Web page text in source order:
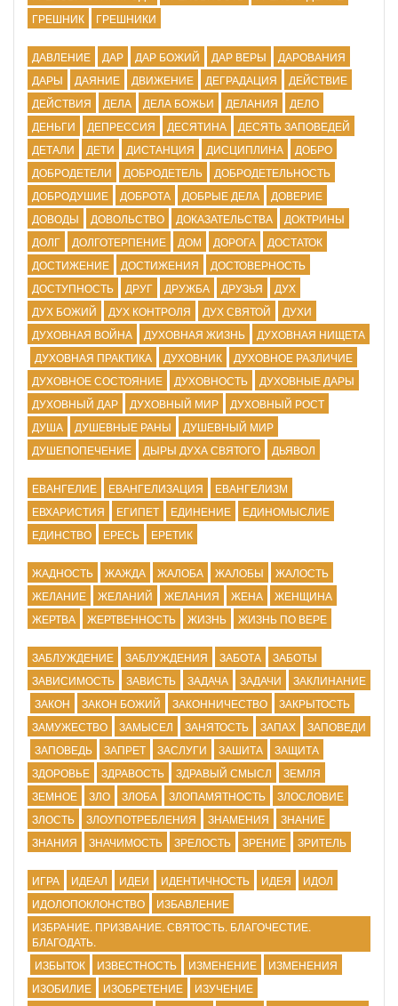
ГРЕШНИК
ГРЕШНИКИ
ДАВЛЕНИЕ ДАР ДАР БОЖИЙ ДАР ВЕРЫ
ДАРОВАНИЯ
ДАРЫ
ДАЯНИЕ ДВИЖЕНИЕ ДЕГРАДАЦИЯ
ДЕЙСТВИЕ
ДЕЙСТВИЯ
ДЕЛА ДЕЛА БОЖЬИ ДЕЛАНИЯ
ДЕЛО
ДЕНЬГИ
ДЕПРЕССИЯ ДЕСЯТИНА
ДЕСЯТЬ ЗАПОВЕДЕЙ
ДЕТАЛИ
ДЕТИ ДИСТАНЦИЯ ДИСЦИПЛИНА
ДОБРО
ДОБРОДЕТЕЛИ
ДОБРОДЕТЕЛЬ
ДОБРОДЕТЕЛЬНОСТЬ
ДОБРОДУШИЕ
ДОБРОТА ДОБРЫЕ ДЕЛА
ДОВЕРИЕ
ДОВОДЫ
ДОВОЛЬСТВО ДОКАЗАТЕЛЬСТВА
ДОКТРИНЫ
ДОЛГ
ДОЛГОТЕРПЕНИЕ ДОМ ДОРОГА
ДОСТАТОК
ДОСТИЖЕНИЕ
ДОСТИЖЕНИЯ
ДОСТОВЕРНОСТЬ
ДОСТУПНОСТЬ
ДРУГ ДРУЖБА ДРУЗЬЯ
ДУХ
ДУХ БОЖИЙ
ДУХ КОНТРОЛЯ ДУХ СВЯТОЙ
ДУХИ
ДУХОВНАЯ ВОЙНА
ДУХОВНАЯ ЖИЗНЬ
ДУХОВНАЯ НИЩЕТА
ДУХОВНАЯ ПРАКТИКА
ДУХОВНИК
ДУХОВНОЕ РАЗЛИЧИЕ
ДУХОВНОЕ СОСТОЯНИЕ
ДУХОВНОСТЬ
ДУХОВНЫЕ ДАРЫ
ДУХОВНЫЙ ДАР
ДУХОВНЫЙ МИР
ДУХОВНЫЙ РОСТ
ДУША
ДУШЕВНЫЕ РАНЫ
ДУШЕВНЫЙ МИР
ДУШЕПОПЕЧЕНИЕ
ДЫРЫ ДУХА СВЯТОГО ДЬЯВОЛ
ЕВАНГЕЛИЕ ЕВАНГЕЛИЗАЦИЯ
ЕВАНГЕЛИЗМ
ЕВХАРИСТИЯ
ЕГИПЕТ ЕДИНЕНИЕ
ЕДИНОМЫСЛИЕ
ЕДИНСТВО
ЕРЕСЬ ЕРЕТИК
ЖАДНОСТЬ ЖАЖДА ЖАЛОБА ЖАЛОБЫ
ЖАЛОСТЬ
ЖЕЛАНИЕ
ЖЕЛАНИЙ ЖЕЛАНИЯ ЖЕНА
ЖЕНЩИНА
ЖЕРТВА
ЖЕРТВЕННОСТЬ ЖИЗНЬ ЖИЗНЬ ПО ВЕРЕ
ЗАБЛУЖДЕНИЕ ЗАБЛУЖДЕНИЯ ЗАБОТА
ЗАБОТЫ
ЗАВИСИМОСТЬ
ЗАВИСТЬ ЗАДАЧА ЗАДАЧИ
ЗАКЛИНАНИЕ
ЗАКОН
ЗАКОН БОЖИЙ ЗАКОННИЧЕСТВО
ЗАКРЫТОСТЬ
ЗАМУЖЕСТВО
ЗАМЫСЕЛ ЗАНЯТОСТЬ ЗАПАХ
ЗАПОВЕДИ
ЗАПОВЕДЬ
ЗАПРЕТ ЗАСЛУГИ ЗАШИТА
ЗАЩИТА
ЗДОРОВЬЕ
ЗДРАВОСТЬ ЗДРАВЫЙ СМЫСЛ
ЗЕМЛЯ
ЗЕМНОЕ
ЗЛО ЗЛОБА ЗЛОПАМЯТНОСТЬ
ЗЛОСЛОВИЕ
ЗЛОСТЬ
ЗЛОУПОТРЕБЛЕНИЯ ЗНАМЕНИЯ
ЗНАНИЕ
ЗНАНИЯ
ЗНАЧИМОСТЬ ЗРЕЛОСТЬ ЗРЕНИЕ ЗРИТЕЛЬ
ИГРА ИДЕАЛ ИДЕИ ИДЕНТИЧНОСТЬ ИДЕЯ
ИДОЛ
ИДОЛОПОКЛОНСТВО
ИЗБАВЛЕНИЕ
ИЗБРАНИЕ. ПРИЗВАНИЕ. СВЯТОСТЬ. БЛАГОЧЕСТИЕ.
БЛАГОДАТЬ.
ИЗБЫТОК
ИЗВЕСТНОСТЬ ИЗМЕНЕНИЕ
ИЗМЕНЕНИЯ
ИЗОБИЛИЕ
ИЗОБРЕТЕНИЕ
ИЗУЧЕНИЕ